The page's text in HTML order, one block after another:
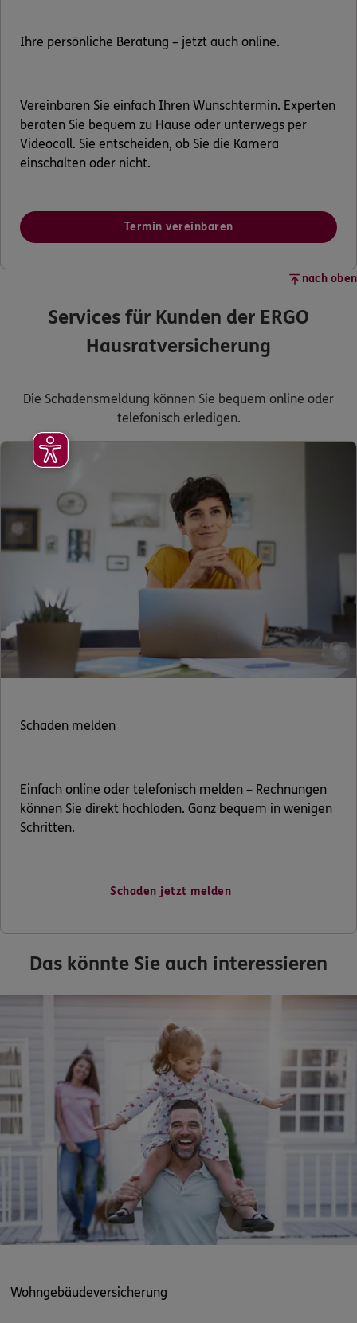
Ihre persönliche Beratung – jetzt auch online.
Vereinbaren Sie einfach Ihren Wunschtermin. Experten
beraten Sie bequem zu Hause oder unterwegs per
Videocall. Sie entscheiden, ob Sie die Kamera
einschalten oder nicht.
Termin vereinbaren
nach oben
Services für Kunden der ERGO
Hausratversicherung
Die Schadensmeldung können Sie bequem online oder
telefonisch erledigen.
Schaden melden
Einfach online oder telefonisch melden – Rechnungen
können Sie direkt hochladen. Ganz bequem in wenigen
Schritten.
Schaden jetzt melden
Das könnte Sie auch interessieren
Wohngebäudeversicherung